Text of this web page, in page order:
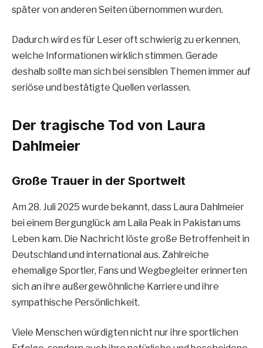
später von anderen Seiten übernommen wurden.
Dadurch wird es für Leser oft schwierig zu erkennen,
welche Informationen wirklich stimmen. Gerade
deshalb sollte man sich bei sensiblen Themen immer auf
seriöse und bestätigte Quellen verlassen.
Der tragische Tod von Laura
Dahlmeier
Große Trauer in der Sportwelt
Am 28. Juli 2025 wurde bekannt, dass Laura Dahlmeier
bei einem Bergunglück am Laila Peak in Pakistan ums
Leben kam. Die Nachricht löste große Betroffenheit in
Deutschland und international aus. Zahlreiche
ehemalige Sportler, Fans und Wegbegleiter erinnerten
sich an ihre außergewöhnliche Karriere und ihre
sympathische Persönlichkeit.
Viele Menschen würdigten nicht nur ihre sportlichen